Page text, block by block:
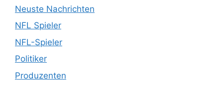
Neuste Nachrichten
NFL Spieler
NFL-Spieler
Politiker
Produzenten